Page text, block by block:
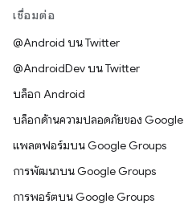
เชื่อมต่อ
@Android บน Twitter
@AndroidDev บน Twitter
บล็อก Android
บล็อกด้านความปลอดภัยของ Google
แพลตฟอร์มบน Google Groups
การพัฒนาบน Google Groups
การพอร์ตบน Google Groups